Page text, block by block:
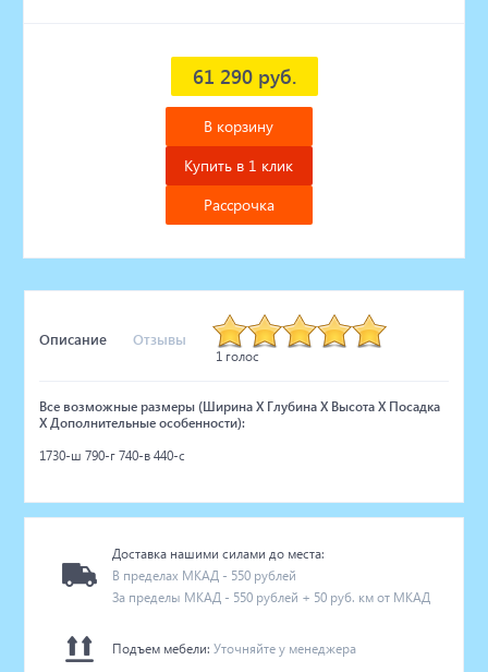
61 290 руб.
В корзину
Купить в 1 клик
Рассрочка
Описание Отзывы
1 голос
Все возможные размеры (Ширина X Глубина X Высота X Посадка
X Дополнительные особенности):
1730-ш 790-г 740-в 440-с
Доставка нашими силами до места:
В пределах МКАД - 550 рублей
За пределы МКАД - 550 рублей + 50 руб. км от МКАД
Подъем мебели:Уточняйте у менеджера